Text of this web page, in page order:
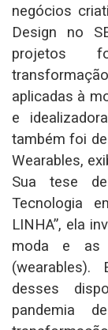
negócios
Design no
projetos
aplicadas à
e
também foi
Wearables,
Sua tese
Tecnologia
LINHA”, ela
moda e as
desses
pandemia